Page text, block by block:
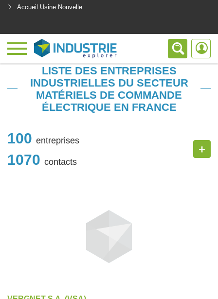
Accueil Usine Nouvelle
LISTE DES ENTREPRISES
INDUSTRIELLES DU SECTEUR
MATÉRIELS DE COMMANDE
ÉLECTRIQUE EN FRANCE
100 entreprises
1070 contacts
+